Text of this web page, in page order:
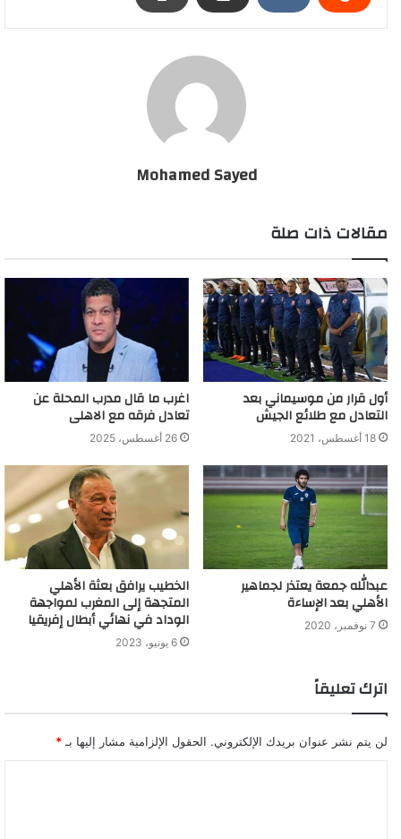
Mohamed Sayed
مقالات ذات صلة
أول قرار من موسيماني بعد
التعادل مع طلائع الجيش
18 أغسطس، 2021
اغرب ما قال مدرب المحلة عن
تعادل فرقه مع الاهلى
26 أغسطس، 2025
عبدالله جمعة يعتذر لجماهير
الأهلي بعد الإساءة
7 نوفمبر، 2020
الخطيب يرافق بعثة الأهلي
المتجهة إلى المغرب لمواجهة
الوداد في نهائي أبطال إفريقيا
6 يونيو، 2023
اترك تعليقاً
لن يتم نشر عنوان بريدك الإلكتروني. الحقول الإلزامية مشار إليها بـ *